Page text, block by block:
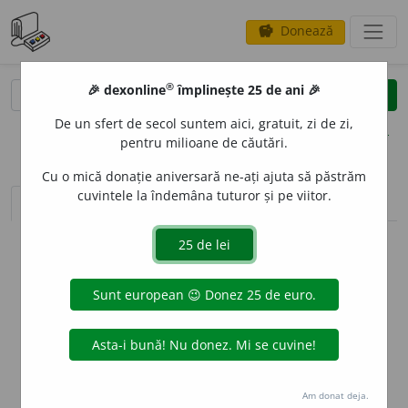
savings Donează
clear
opțiuni
sinteza definițiilor (1) definiții (16) declinări
info
Aceste definiții sunt compilate de
echipa dexonline. Definițiile
originale se află pe filadefiniții.
preferințe
🎉 dexonline® împlinește 25 de ani 🎉
De un sfert de secol suntem aici, gratuit, zi de zi,
pentru milioane de căutări.
Cu o mică donație aniversară ne-ați ajuta să păstrăm
cuvintele la îndemâna tuturor și pe viitor.
Am donat deja.